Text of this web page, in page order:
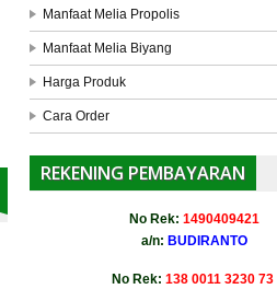
Manfaat Melia Propolis
Manfaat Melia Biyang
Harga Produk
Cara Order
REKENING PEMBAYARAN
No Rek: 1490409421
a/n: BUDIRANTO
No Rek: 138 0011 3230 73